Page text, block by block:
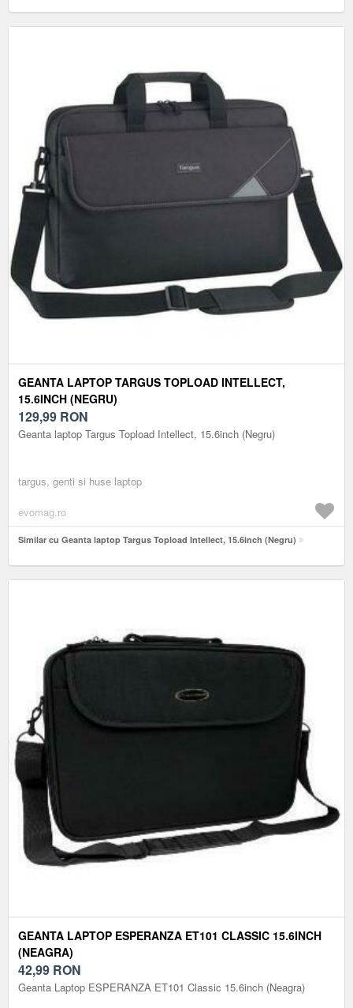
GEANTA LAPTOP TARGUS TOPLOAD INTELLECT,
15.6INCH (NEGRU)
129,99 RON
Geanta laptop Targus Topload Intellect, 15.6inch (Negru)
targus, genti si huse laptop
evomag.ro
Similar cu Geanta laptop Targus Topload Intellect, 15.6inch (Negru)
GEANTA LAPTOP ESPERANZA ET101 CLASSIC 15.6INCH
(NEAGRA)
42,99 RON
Geanta Laptop ESPERANZA ET101 Classic 15.6inch (Neagra)